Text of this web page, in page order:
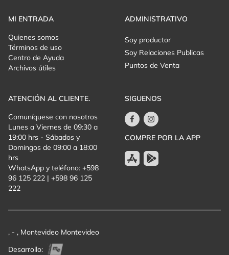
MI ENTRADA
Quienes somos
Términos de uso
Centro de Ayuda
Archivos útiles
ADMINISTRATIVO
Soy productor
Soy Relaciones Publicas
Puntos de Venta
ATENCIÓN AL CLIENTE.
Comuníquese con nosotros
Lunes a Viernes de 09:30 a
19:00 hrs - Sábados y
Domingos de 09:00 a 18:00
hrs
WhatsApp y teléfono: +598
96 125 222 | +598 96 125
222
SIGUENOS
COMPRE POR LA APP
Desarrollo:
, - , Montevideo Montevideo